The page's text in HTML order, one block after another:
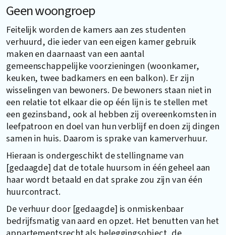
Geen woongroep
Feitelijk worden de kamers aan zes studenten
verhuurd, die ieder van een eigen kamer gebruik
maken en daarnaast van een aantal
gemeenschappelijke voorzieningen (woonkamer,
keuken, twee badkamers en een balkon). Er zijn
wisselingen van bewoners. De bewoners staan niet in
een relatie tot elkaar die op één lijn is te stellen met
een gezinsband, ook al hebben zij overeenkomsten in
leefpatroon en doel van hun verblijf en doen zij dingen
samen in huis. Daarom is sprake van kamerverhuur.
Hieraan is ondergeschikt de stellingname van
[gedaagde] dat de totale huursom in één geheel aan
haar wordt betaald en dat sprake zou zijn van één
huurcontract.
De verhuur door [gedaagde] is onmiskenbaar
bedrijfsmatig van aard en opzet. Het benutten van het